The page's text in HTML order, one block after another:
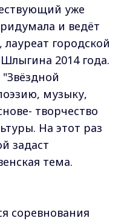
уже
и ведёт
городской
2014 года.
музыку,
творчество
На этот раз
задаст
тема.
соревнования